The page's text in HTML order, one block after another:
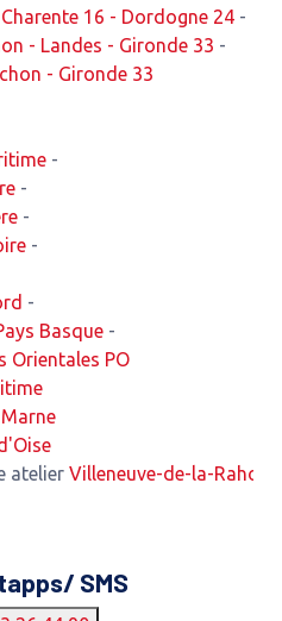
16 - Dordogne 24 -
- Landes - Gironde 33 -
- Gironde 33
-
-
-
-
-
Basque -
Orientales PO
Villeneuve-de-la-Raho2,52
SMS